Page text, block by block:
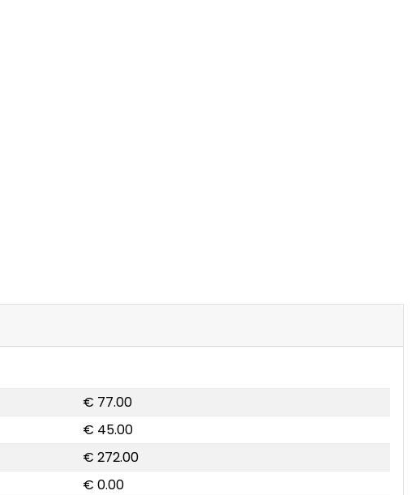
€ 77.00
€ 45.00
€ 272.00
€ 0.00